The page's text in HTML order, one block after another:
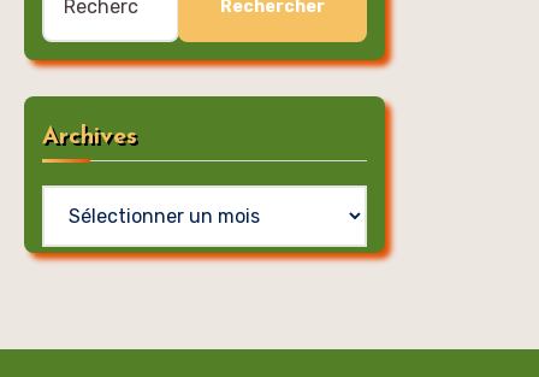
Archives